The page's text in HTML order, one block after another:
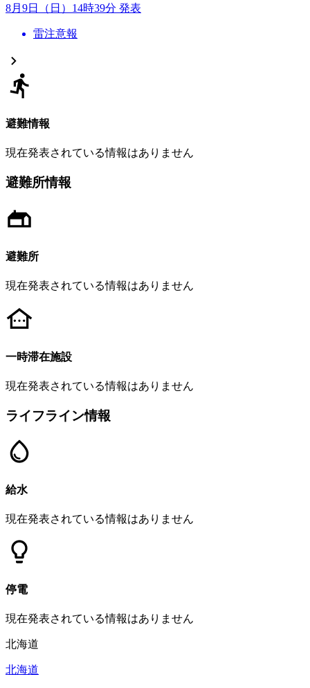
8月9日（日）14時39分 発表
雷注意報
避難情報
現在発表されている情報はありません
避難所情報
避難所
現在発表されている情報はありません
一時滞在施設
現在発表されている情報はありません
ライフライン情報
給水
現在発表されている情報はありません
停電
現在発表されている情報はありません
北海道
北海道